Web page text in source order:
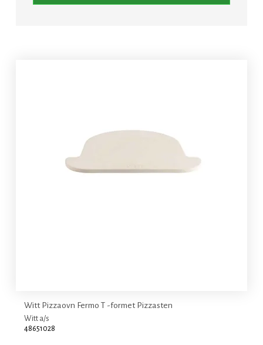
Witt Pizzaovn Fermo T -formet Pizzasten
Witt a/s
48651028